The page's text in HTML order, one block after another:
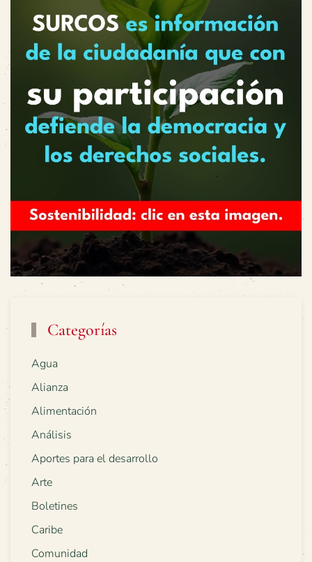
Categorías
Agua
Alianza
Alimentación
Análisis
Aportes para el desarrollo
Arte
Boletines
Caribe
Comunidad